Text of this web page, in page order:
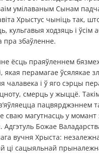
умілаваным Сынам
Хрыстус чыніць так,
кульгавыя ходзяць і ўсім
пра збаўленне.
ёсць праяўленнем
якая перамагае ўсялякае
чалавека і ў яго сэрцы
смерць у жыццё.
пацвярджэннем
сваю магутнасць у момант
Адгэтуль Божае
вучня Хрыста:
ці сацыяльнай